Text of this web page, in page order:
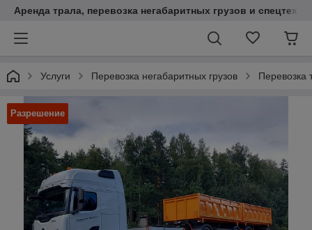
Аренда трала, перевозка негабаритных грузов и
Услуги Перевозка негабаритных грузов Перевозка
Разрешение